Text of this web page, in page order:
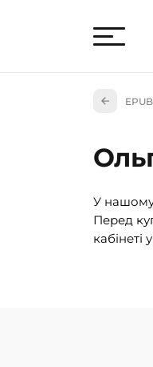
EPUB
У нашому
Перед
кабінеті